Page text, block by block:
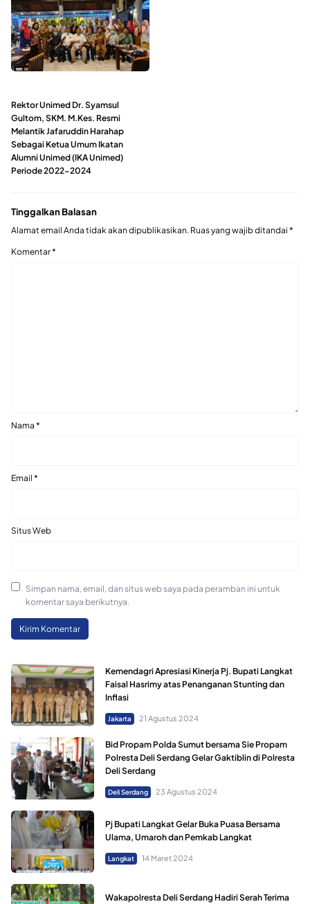
Rektor Unimed Dr. Syamsul
Gultom, SKM. M.Kes. Resmi
Melantik Jafaruddin Harahap
Sebagai Ketua Umum Ikatan
Alumni Unimed (IKA Unimed)
Periode 2022-2024
Tinggalkan Balasan
Alamat email Anda tidak akan dipublikasikan. Ruas yang wajib ditandai *
Komentar*
Nama *
Email *
Situs Web
Simpan nama, email, dan situs web saya pada peramban ini untuk
komentar saya berikutnya.
Kemendagri Apresiasi Kinerja Pj. Bupati Langkat
Faisal Hasrimy atas Penanganan Stunting dan
Inflasi
Jakarta 21 Agustus 2024
Bid Propam Polda Sumut bersama Sie Propam
Polresta Deli Serdang Gelar Gaktiblin di Polresta
Deli Serdang
Deli Serdang 23 Agustus 2024
Pj Bupati Langkat Gelar Buka Puasa Bersama
Ulama, Umaroh dan Pemkab Langkat
Langkat 14 Maret 2024
Wakapolresta Deli Serdang Hadiri Serah Terima